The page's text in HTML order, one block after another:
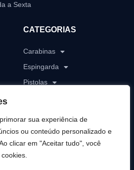
sua experiência de
ou conteúdo personalizado e
clicar em "Aceitar tudo", você
a Sexta
CATEGORIAS
Carabinas
Espingarda
Pistolas
Munições
Pólvoras